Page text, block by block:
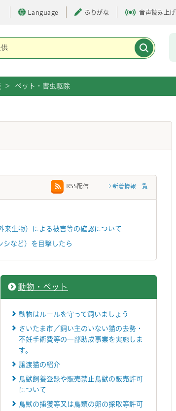
Language ふりがな 音声読み上げ
> ペット・害虫駆除
新着情報一覧
RSS配信
来生物）による被害等の確認について
シなど）を目撃したら
動物・ペット
動物はルールを守って飼いましょう
さいたま市／飼い主のいない猫の去勢・
不妊手術費等の一部助成事業を実施しま
す。
譲渡猫の紹介
鳥獣飼養登録や販売禁止鳥獣の販売許可
について
鳥獣の捕獲等又は鳥類の卵の採取等許可